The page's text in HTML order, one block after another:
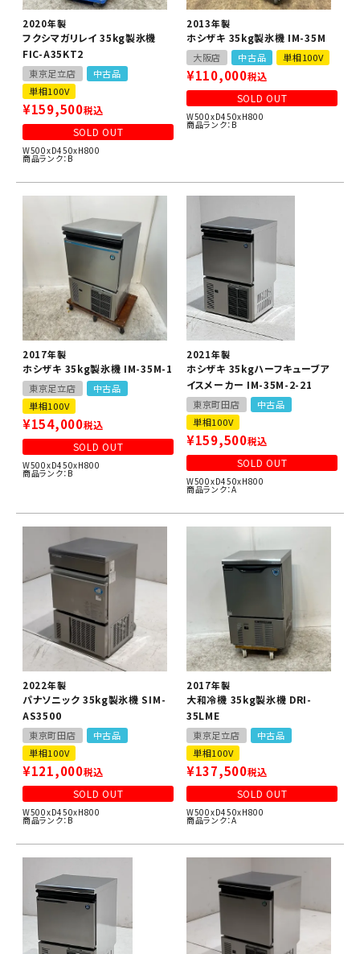
2020年製
フクシマガリレイ 35kg製氷機
FIC-A35KT2
東京足立店
中古品
単相100V
¥159,500税込
SOLD OUT
W500xD450xH800
商品ランク：B
2013年製
ホシザキ 35kg製氷機 IM-35M
大阪店 中古品 単相100V
¥110,000税込
SOLD OUT
W500xD450xH800
商品ランク：B
2017年製
ホシザキ 35kg製氷機 IM-35M-1
東京足立店
中古品
単相100V
¥154,000税込
SOLD OUT
W500xD450xH800
商品ランク：B
2021年製
ホシザキ 35kgハーフキューブア
イスメーカー IM-35M-2-21
東京町田店
中古品
単相100V
¥159,500税込
SOLD OUT
W500xD450xH800
商品ランク：A
2022年製
パナソニック 35kg製氷機 SIM-
AS3500
東京町田店
中古品
単相100V
¥121,000税込
SOLD OUT
W500xD450xH800
商品ランク：B
2017年製
大和冷機 35kg製氷機 DRI-
35LME
東京足立店
中古品
単相100V
¥137,500税込
SOLD OUT
W500xD450xH800
商品ランク：A